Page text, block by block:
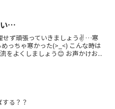
…
せず頑張っていきましょう✌️ …寒
っちゃ寒かった(>_<) こんな時は
をよくしましょう😊 お声かけお...
する？？